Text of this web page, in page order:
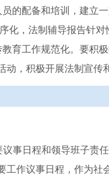
配备和培训，建立一
化，法制辅导报告针
育工作规范化。要积
，积极开展法制宣传
日程和领导班子责任
作议事日程，作为社